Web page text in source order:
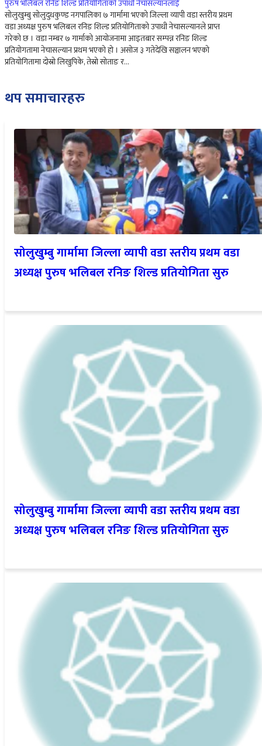
पुरुष भलिबल रनिङ शिल्ड प्रतियोगिताको उपाधी नेचासल्यानलाई
सोलुखुम्बु सोलुदुधकुण्ड नगपालिका ७ गार्मामा भएको जिल्ला व्यापी वडा स्तरीय प्रथम
वडा अध्यक्ष पुरुष भलिबल रनिङ शिल्ड प्रतियोगिताको उपाधी नेचासल्यानले प्राप्त
गरेको छ । वडा नम्बर ७ गार्माको आयोजनामा आइतबार सम्पन्न रनिङ शिल्ड
प्रतियोगतामा नेचासल्यान प्रथम भएको हो । असोज ३ गतेदेखि सञ्चालन भएको
प्रतियोगितामा दोस्रो लिखुपिके, तेस्रो सोताङ र…
थप समाचारहरु
सोलुखुम्बु गार्मामा जिल्ला व्यापी वडा स्तरीय प्रथम वडा
अध्यक्ष पुरुष भलिबल रनिङ शिल्ड प्रतियोगिता सुरु
सोलुखुम्बु गार्मामा जिल्ला व्यापी वडा स्तरीय प्रथम वडा
अध्यक्ष पुरुष भलिबल रनिङ शिल्ड प्रतियोगिता सुरु